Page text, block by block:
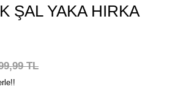
ŞAL YAKA HIRKA
TL